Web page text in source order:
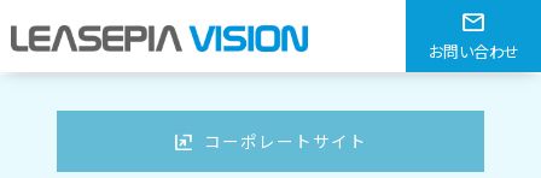
mail
お問い合わせ
キューブマット レッド TM
HOME > キューブマット レッド TM
ungroup コーポレートサイト